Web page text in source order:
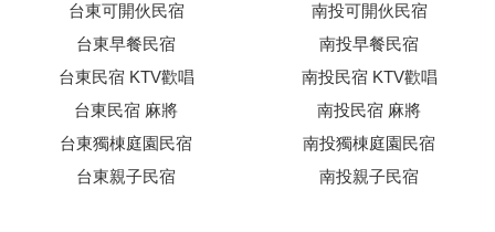
台東可開伙民宿
台東早餐民宿
台東民宿 KTV歡唱
台東民宿 麻將
台東獨棟庭園民宿
台東親子民宿
南投可開伙民宿
南投早餐民宿
南投民宿 KTV歡唱
南投民宿 麻將
南投獨棟庭園民宿
南投親子民宿